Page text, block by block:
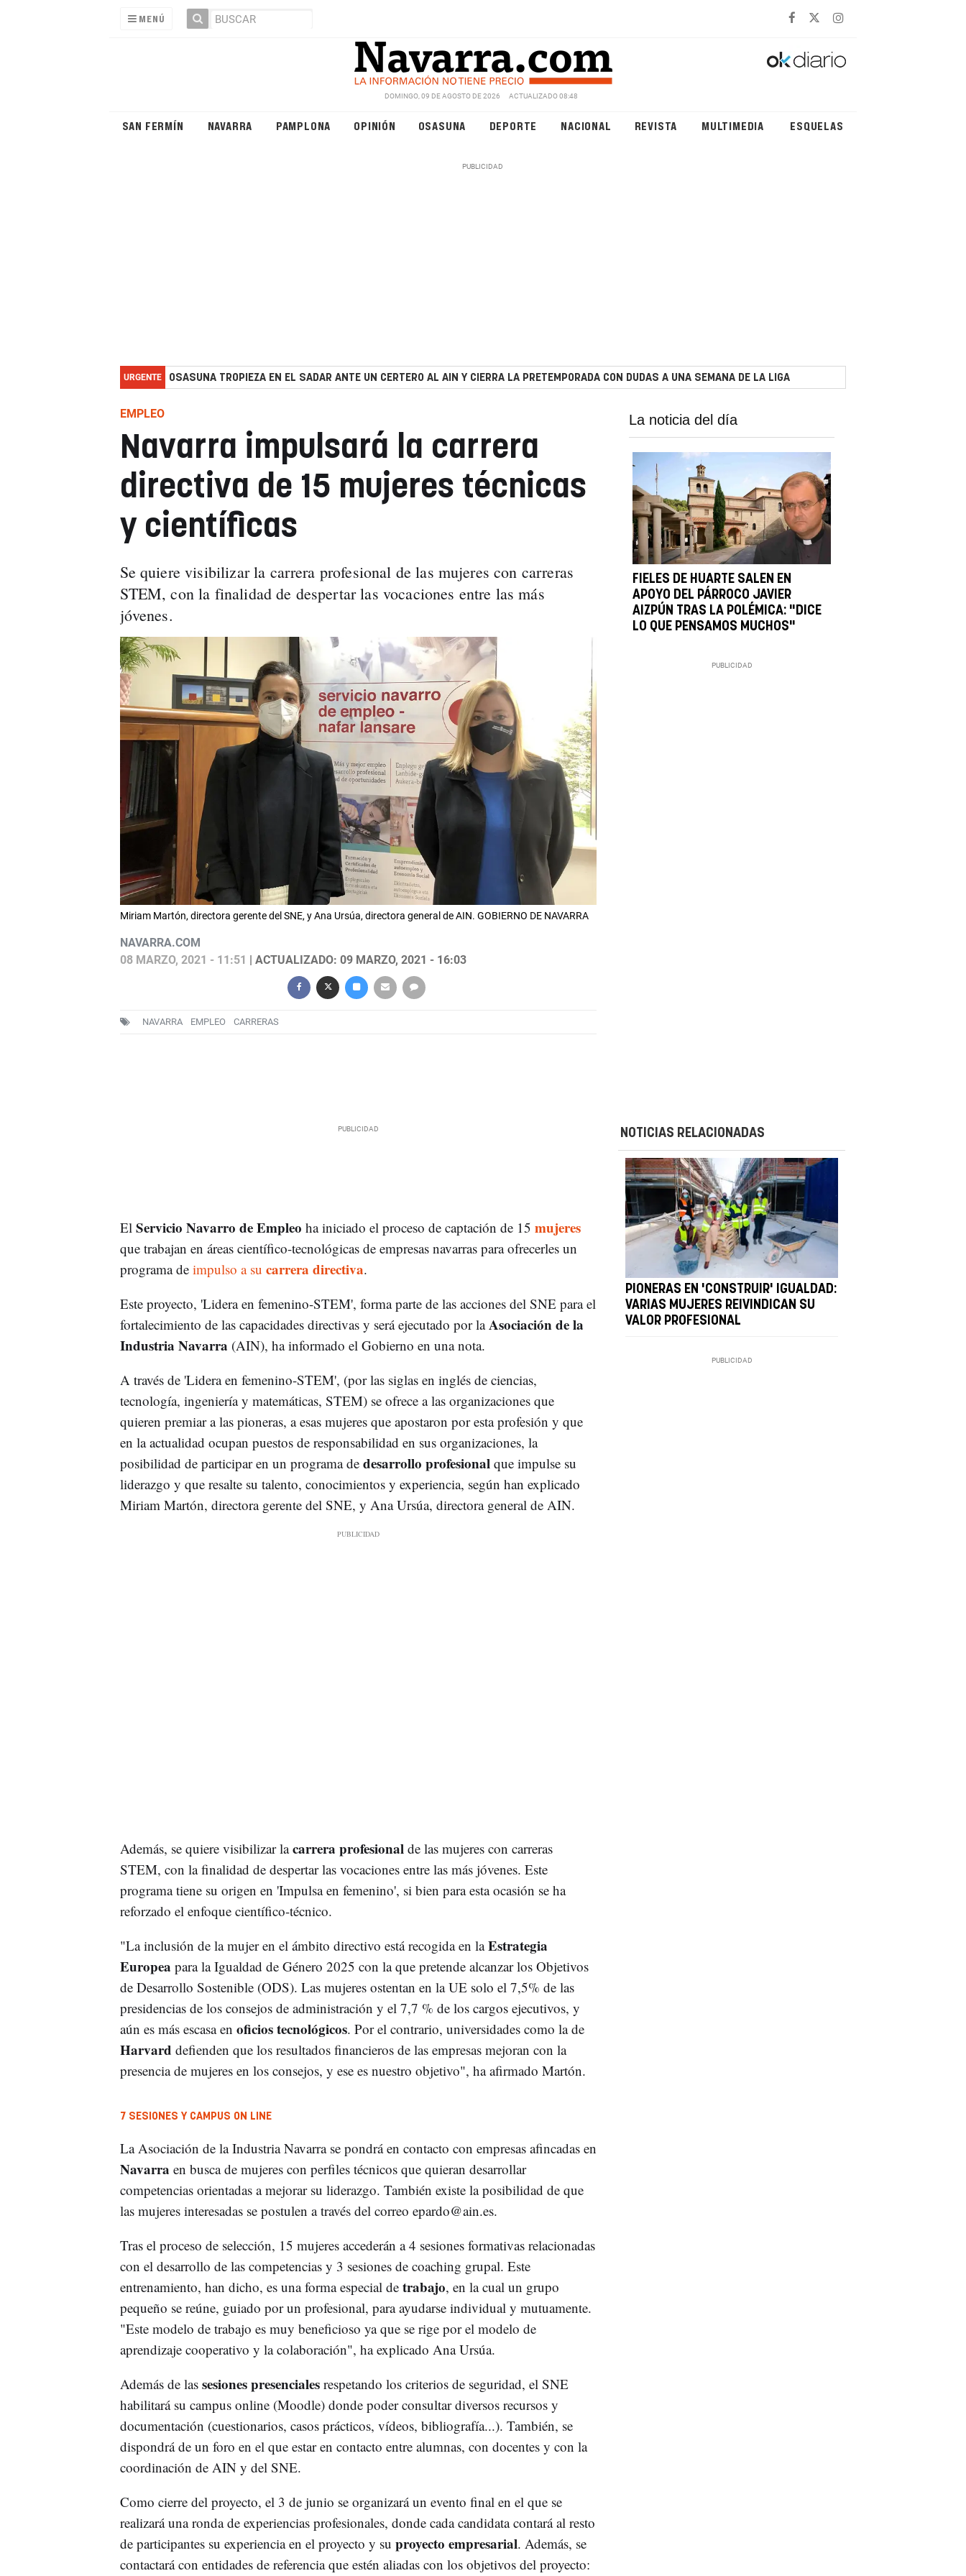
MENÚ
DOMINGO, 09 DE AGOSTO DE 2026 ACTUALIZADO 08:48
SAN FERMÍN NAVARRA PAMPLONA OPINIÓN OSASUNA DEPORTE NACIONAL REVISTA MULTIMEDIA ESQUELAS
URGENTE OSASUNA TROPIEZA EN EL SADAR ANTE UN CERTERO AL AIN Y CIERRA LA PRETEMPORADA CON DUDAS A UNA SEMANA DE LA LIGA
EMPLEO
Navarra impulsará la carrera
directiva de 15 mujeres técnicas
y científicas
Se quiere visibilizar la carrera profesional de las mujeres con carreras
STEM, con la finalidad de despertar las vocaciones entre las más
jóvenes.
Miriam Martón, directora gerente del SNE, y Ana Ursúa, directora general de AIN. GOBIERNO DE NAVARRA
NAVARRA.COM
08 MARZO, 2021 - 11:51 | ACTUALIZADO: 09 MARZO, 2021 - 16:03
NAVARRA EMPLEO CARRERAS
La noticia del día
FIELES DE HUARTE SALEN EN
APOYO DEL PÁRROCO JAVIER
AIZPÚN TRAS LA POLÉMICA: "DICE
LO QUE PENSAMOS MUCHOS"
El Servicio Navarro de Empleo ha iniciado el proceso de captación de 15 mujeres
que trabajan en áreas científico-tecnológicas de empresas navarras para ofrecerles un
programa de impulso a su carrera directiva.
Este proyecto, 'Lidera en femenino-STEM', forma parte de las acciones del SNE para el
fortalecimiento de las capacidades directivas y será ejecutado por laAsociación de la
Industria Navarra (AIN), ha informado el Gobierno en una nota.
A través de 'Lidera en femenino-STEM', (por las siglas en inglés de ciencias,
tecnología, ingeniería y matemáticas, STEM) se ofrece a las organizaciones que
quieren premiar a las pioneras, a esas mujeres que apostaron por esta profesión y que
en la actualidad ocupan puestos de responsabilidad en sus organizaciones, la
posibilidad de participar en un programa de desarrollo profesional que impulse su
liderazgo y que resalte su talento, conocimientos y experiencia, según han explicado
Miriam Martón, directora gerente del SNE, y Ana Ursúa, directora general de AIN.
Además, se quiere visibilizar lacarrera profesional de las mujeres con carreras
STEM, con la finalidad de despertar las vocaciones entre las más jóvenes. Este
programa tiene su origen en 'Impulsa en femenino', si bien para esta ocasión se ha
reforzado el enfoque científico-técnico.
"La inclusión de la mujer en el ámbito directivo está recogida en laEstrategia
Europea para la Igualdad de Género 2025 con la que pretende alcanzar los Objetivos
de Desarrollo Sostenible (ODS). Las mujeres ostentan en la UE solo el 7,5% de las
presidencias de los consejos de administración y el 7,7 % de los cargos ejecutivos, y
aún es más escasa en oficios tecnológicos. Por el contrario, universidades como la de
Harvard defienden que los resultados financieros de las empresas mejoran con la
presencia de mujeres en los consejos, y ese es nuestro objetivo", ha afirmado Martón.
7 SESIONES Y CAMPUS ON LINE
La Asociación de la Industria Navarra se pondrá en contacto con empresas afincadas en
Navarra en busca de mujeres con perfiles técnicos que quieran desarrollar
competencias orientadas a mejorar su liderazgo. También existe la posibilidad de que
las mujeres interesadas se postulen a través del correo epardo@ain.es.
Tras el proceso de selección, 15 mujeres accederán a 4 sesiones formativas relacionadas
con el desarrollo de las competencias y 3 sesiones de coaching grupal. Este
entrenamiento, han dicho, es una forma especial de trabajo, en la cual un grupo
pequeño se reúne, guiado por un profesional, para ayudarse individual y mutuamente.
"Este modelo de trabajo es muy beneficioso ya que se rige por el modelo de
aprendizaje cooperativo y la colaboración", ha explicado Ana Ursúa.
Además de las sesiones presencialesrespetando los criterios de seguridad, el SNE
habilitará su campus online (Moodle) donde poder consultar diversos recursos y
documentación (cuestionarios, casos prácticos, vídeos, bibliografía...). También, se
dispondrá de un foro en el que estar en contacto entre alumnas, con docentes y con la
coordinación de AIN y del SNE.
Como cierre del proyecto, el 3 de junio se organizará un evento final en el que se
realizará una ronda de experiencias profesionales, donde cada candidata contará al resto
de participantes su experiencia en el proyecto y su proyecto empresarial. Además, se
contactará con entidades de referencia que estén aliadas con los objetivos del proyecto:
NOTICIAS RELACIONADAS
PIONERAS EN 'CONSTRUIR' IGUALDAD:
VARIAS MUJERES REIVINDICAN SU
VALOR PROFESIONAL